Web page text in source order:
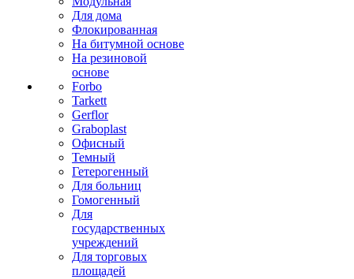
Для дома
Флокированная
На битумной основе
На резиновой
основе
Forbo
Tarkett
Gerflor
Graboplast
Офисный
Темный
Гетерогенный
Для больниц
Гомогенный
Для
государственных
учреждений
Для торговых
площадей